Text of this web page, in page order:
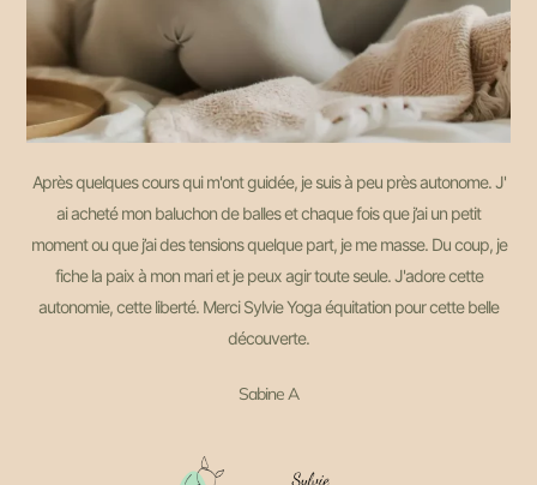
Après quelques cours qui m'ont guidée, je suis à peu près autonome. J'
ai acheté mon baluchon de balles et chaque fois que j’ai un petit
moment ou que j’ai des tensions quelque part, je me masse. Du coup, je
fiche la paix à mon mari et je peux agir toute seule. J'adore cette
autonomie, cette liberté. Merci Sylvie Yoga équitation pour cette belle
découverte.
Sabine A